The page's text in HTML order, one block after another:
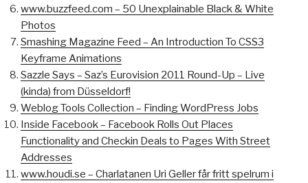
www.buzzfeed.com – 50 Unexplainable Black & White
Photos
Smashing Magazine Feed – An Introduction To CSS3
Keyframe Animations
Sazzle Says – Saz’s Eurovision 2011 Round-Up – Live
(kinda) from Düsseldorf!
Weblog Tools Collection – Finding WordPress Jobs
Inside Facebook – Facebook Rolls Out Places
Functionality and Checkin Deals to Pages With Street
Addresses
www.houdi.se – Charlatanen Uri Geller får fritt spelrum i